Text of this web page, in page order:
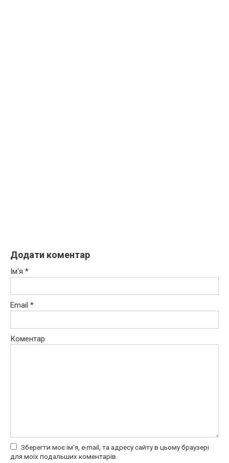
Додати коментар
Ім'я *
Email *
Коментар
Зберегти моє ім'я, e-mail, та адресу сайту в цьому браузері
для моїх подальших коментарів.